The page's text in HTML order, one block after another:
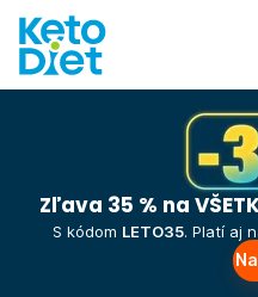
Zľava 35 % na
S kódom LETO35. Platí aj